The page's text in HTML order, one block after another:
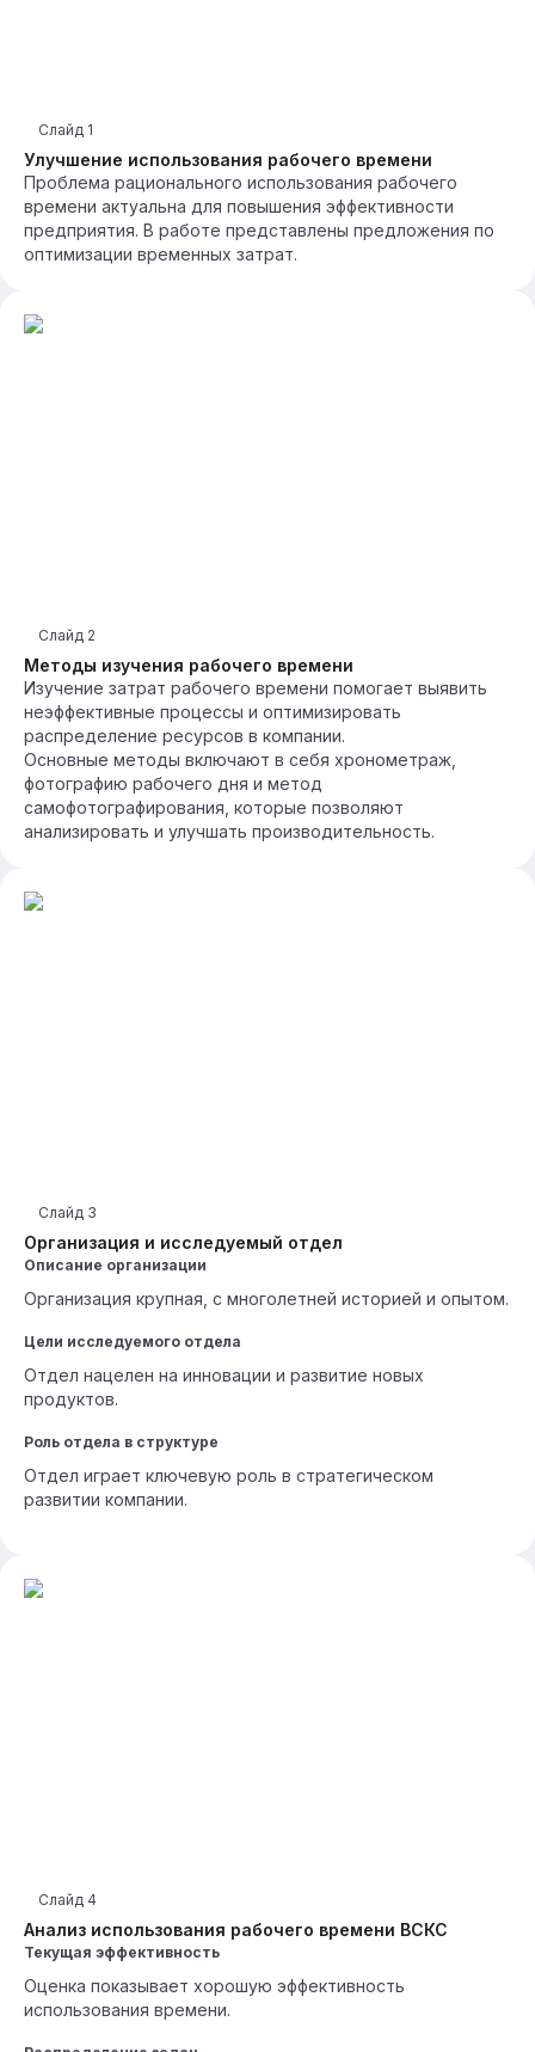
Улучшение использования рабочего времени
Слайд 1
Проблема рационального использования рабочего
времени актуальна для повышения эффективности
предприятия. В работе представлены предложения по
оптимизации временных затрат.
Методы изучения рабочего времени
Слайд 2
Изучение затрат рабочего времени помогает выявить
неэффективные процессы и оптимизировать
распределение ресурсов в компании.
Основные методы включают в себя хронометраж,
фотографию рабочего дня и метод
самофотографирования, которые позволяют
анализировать и улучшать производительность.
Организация и исследуемый отдел
Слайд 3
Описание организации
Организация крупная, с многолетней историей и опытом.
Цели исследуемого отдела
Отдел нацелен на инновации и развитие новых
продуктов.
Роль отдела в структуре
Отдел играет ключевую роль в стратегическом
развитии компании.
Анализ использования рабочего времени ВСКС
Слайд 4
Текущая эффективность
Оценка показывает хорошую эффективность
использования времени.